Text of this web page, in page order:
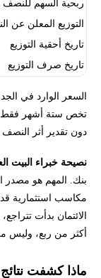
ربحية السهم للنصف
التوزيع المعلن عن
تاريخ أحقية التوزيع
تاريخ صرف التوزيع
السعر الوارد في
تخص ستة أشهر فقط،
دون تقدير أثر النصف
نصيحة خبراء البيت
بنك. المهم هو
مكاسب استثمارية
الائتمان بدأت
أكثر من ربع، وليس
ماذا كشفت نتائج